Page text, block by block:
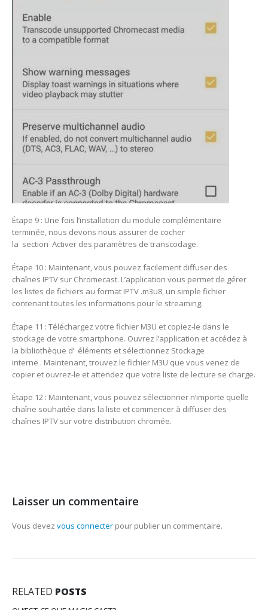
Étape 9 : Une fois l’installation du module complémentaire
terminée, nous devons nous assurer de cocher
la section Activer des paramètres de transcodage.
Étape 10 : Maintenant, vous pouvez facilement diffuser des
chaînes IPTV sur Chromecast. L’application vous permet de gérer
les listes de fichiers au format IPTV .m3u8, un simple fichier
contenant toutes les informations pour le streaming.
Étape 11 : Téléchargez votre fichier M3U et copiez-le dans le
stockage de votre smartphone. Ouvrez l’application et accédez à
la bibliothèque d’ éléments et sélectionnez Stockage
interne . Maintenant, trouvez le fichier M3U que vous venez de
copier et ouvrez-le et attendez que votre liste de lecture se charge.
Étape 12 : Maintenant, vous pouvez sélectionner n’importe quelle
chaîne souhaitée dans la liste et commencer à diffuser des
chaînes IPTV sur votre distribution chromée.
Laisser un commentaire
Vous devez vous connecter pour publier un commentaire.
RELATED POSTS